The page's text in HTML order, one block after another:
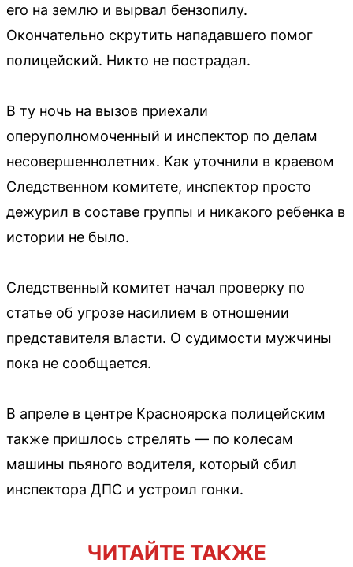
его на землю и вырвал бензопилу.
Окончательно скрутить нападавшего помог
полицейский. Никто не пострадал.
В ту ночь на вызов приехали
оперуполномоченный и инспектор по делам
несовершеннолетних. Как уточнили в краевом
Следственном комитете, инспектор просто
дежурил в составе группы и никакого ребенка в
истории не было.
Следственный комитет начал проверку по
статье об угрозе насилием в отношении
представителя власти. О судимости мужчины
пока не сообщается.
В апреле в центре Красноярска полицейским
также пришлось стрелять — по колесам
машины пьяного водителя, который сбил
инспектора ДПС и устроил гонки.
ЧИТАЙТЕ ТАКЖЕ